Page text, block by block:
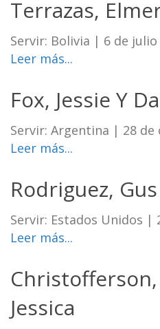
Terrazas,
Servir: Bolivia | 6 de julio
Leer más...
Fox, Jessie Y
Servir: Argentina | 28 de
Leer más...
Rodriguez,
Servir: Estados Unidos |
Leer más...
Christofferson,
Jessica